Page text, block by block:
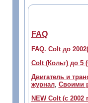
FAQ
FAQ. Colt до
Colt (Кольт) до 5
Двигатель и
журнал, Своими
NEW Colt (с 2002